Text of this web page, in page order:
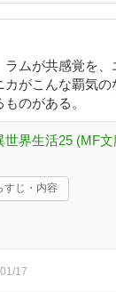
ムが共感覚を
がこんな覇気
のがある。
世界生活25 (MF文
すじ・内容
17